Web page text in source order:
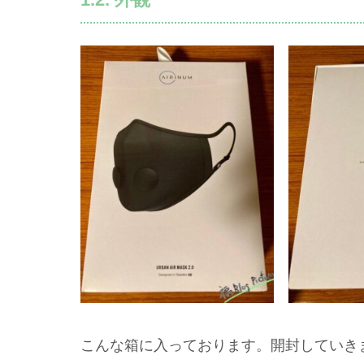
こんな箱に入っております。開封していき